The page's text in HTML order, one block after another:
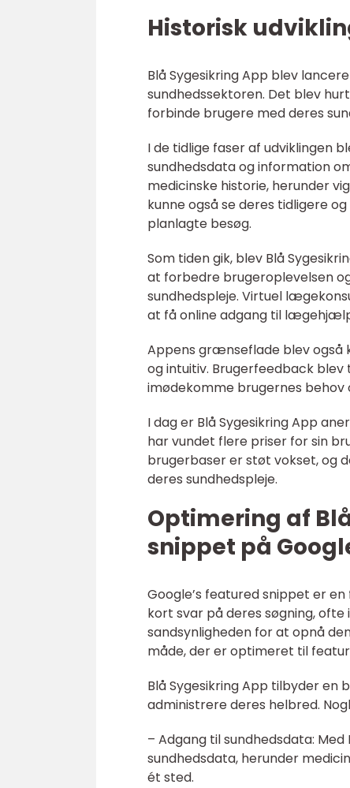
Historisk
Blå Sygesikring App blev
sundhedssektoren. Det blev
forbinde brugere med deres
I de tidlige faser af udviklingen
sundhedsdata og information
medicinske historie, herunder
kunne også se deres tidligere
planlagte besøg.
Som tiden gik, blev Blå
at forbedre brugeroplevelsen
sundhedspleje. Virtuel
at få online adgang til
Appens grænseflade blev også
og intuitiv. Brugerfeedback
imødekomme brugernes behov
I dag er Blå Sygesikring App
har vundet flere priser for sin
brugerbaser er støt vokset, og
deres sundhedspleje.
Optimering af
snippet på
Google’s featured snippet er
kort svar på deres søgning,
sandsynligheden for at opnå
måde, der er optimeret til
Blå Sygesikring App tilbyder
administrere deres helbred.
– Adgang til sundhedsdata:
sundhedsdata, herunder
ét sted.